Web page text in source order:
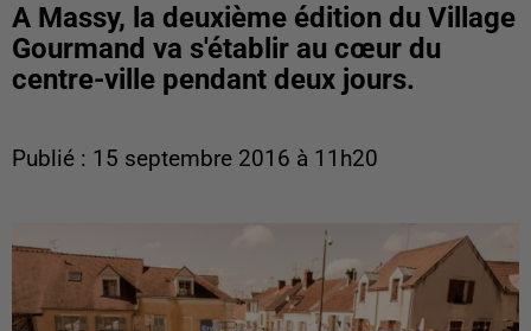
A Massy, la deuxième édition du Village
Gourmand va s'établir au cœur du
centre-ville pendant deux jours.
Publié : 15 septembre 2016 à 11h20